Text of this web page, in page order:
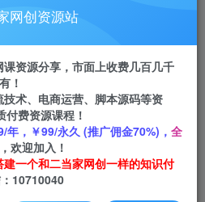
员专属资源
开通会员
网创资源站
资源分享，市面上收费几百几千
！
术、电商运营、脚本源码等资
费资源课程！
年，￥99/永久 (推广佣金70%)， 全
欢迎加入！
一个和二当家网创一样的知识付
10710040